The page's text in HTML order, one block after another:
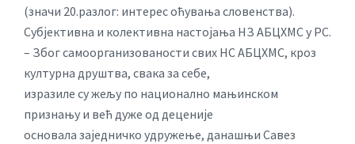
(значи 20.разлог: интерес оћувања словенства).
Субјективна и колективна настојања НЗ АБЦХМС у РС.
– Због самоорганизованости свих НС АБЦХМС, кроз
културна друштва, свака за себе,
изразиле су жељу по национално мањинском
признању и већ дуже од деценије
основала заједничко удружење, данашњи Савез